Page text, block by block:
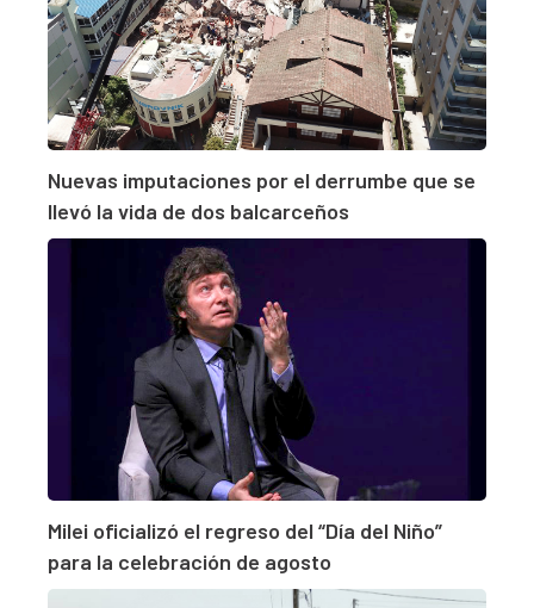
Nuevas imputaciones por el derrumbe que se
llevó la vida de dos balcarceños
Milei oficializó el regreso del “Día del Niño”
para la celebración de agosto